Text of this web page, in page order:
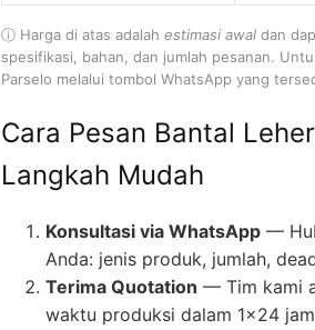
ⓘ Harga di atas adalah estimasi awal dan
spesifikasi, bahan, dan jumlah pesanan.
Parselo melalui tombol WhatsApp yang
Cara Pesan Bantal
Langkah Mudah
Konsultasi via WhatsApp —
Anda: jenis produk, jumlah,
Terima Quotation — Tim kami
waktu produksi dalam 1×24 jam